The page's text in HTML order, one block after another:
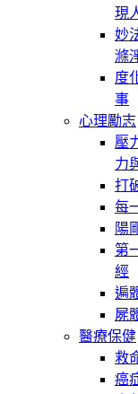
現
妙
滌
度
事
心理勵志
壓
力
打
每
陽
第
經
遍
屍
醫療保健
救
癌